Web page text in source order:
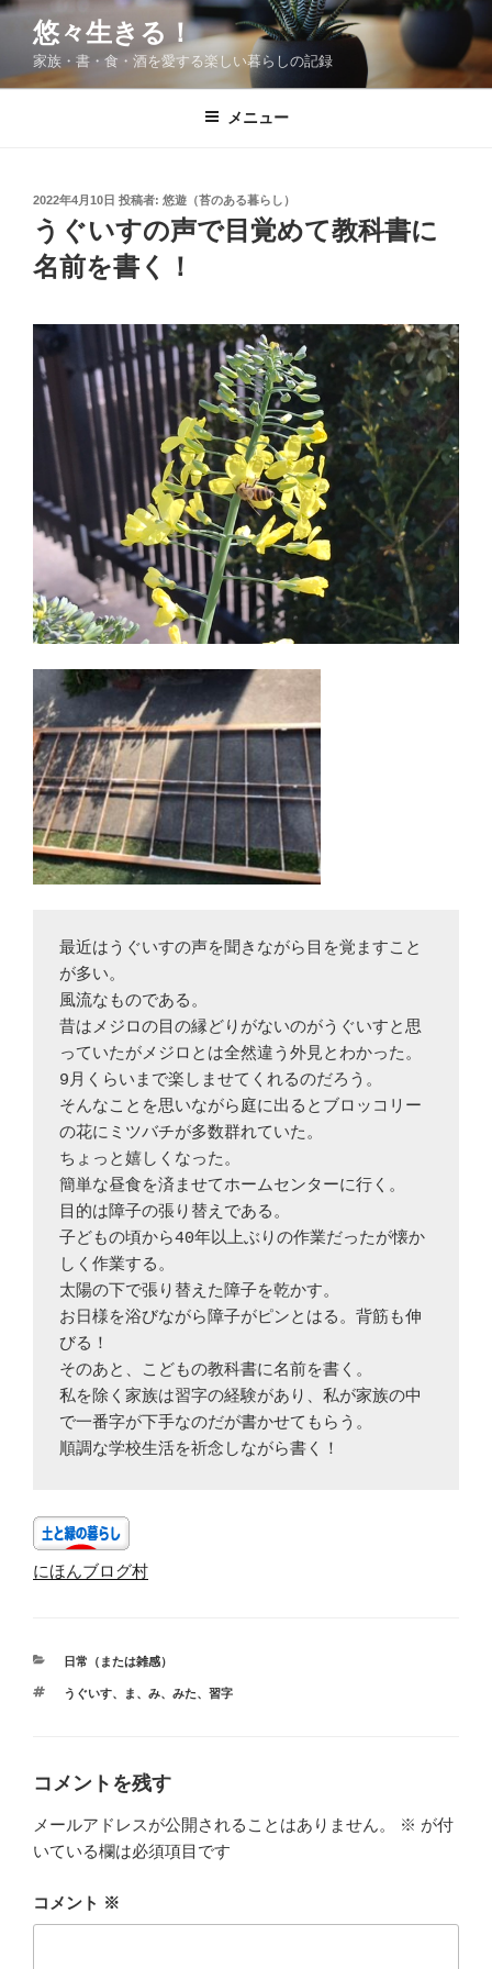
コ
ン
悠々生きる！
家族・書・食・酒を愛する楽しい暮らしの記録
メニュー
投
稿
日:
2022年4月10日 投稿者: 悠遊（苔のある暮らし）
うぐいすの声で目覚めて教科書に
名前を書く！
最近はうぐいすの声を聞きながら目を覚ますこと
が多い。
風流なものである。
昔はメジロの目の縁どりがないのがうぐいすと思
っていたがメジロとは全然違う外見とわかった。
9月くらいまで楽しませてくれるのだろう。
そんなことを思いながら庭に出るとブロッコリー
の花にミツバチが多数群れていた。
ちょっと嬉しくなった。
簡単な昼食を済ませてホームセンターに行く。
目的は障子の張り替えである。
子どもの頃から40年以上ぶりの作業だったが懐か
しく作業する。
太陽の下で張り替えた障子を乾かす。
お日様を浴びながら障子がピンとはる。背筋も伸
びる！
そのあと、こどもの教科書に名前を書く。
私を除く家族は習字の経験があり、私が家族の中
で一番字が下手なのだが書かせてもらう。
順調な学校生活を祈念しながら書く！
にほんブログ村
カ
ゴ
日常（または雑感）
タ
うぐいす、 ま 、 み、 みた、 習字
コメントを残す
メールアドレスが公開されることはありません。 ※ が付
いている欄は必須項目です
コメント ※